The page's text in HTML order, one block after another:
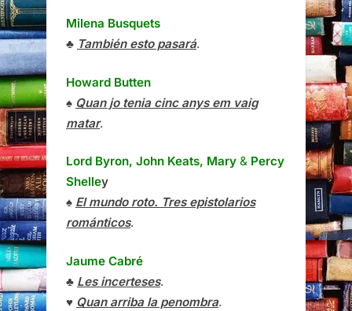
Milena Busquets
♣ También esto pasará.
Howard Butten
♠ Quan jo tenia cinc anys em vaig
matar.
Lord Byron, John Keats, Mary & Percy
Shelley
♠ El mundo roto. Tres epistolarios
románticos.
Jaume Cabré
♣ Les incerteses.
♥ Quan arriba la penombra.